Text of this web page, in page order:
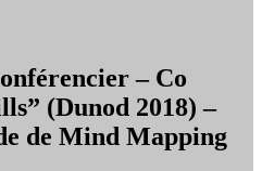
– Co
(Dunod 2018) –
de Mind Mapping